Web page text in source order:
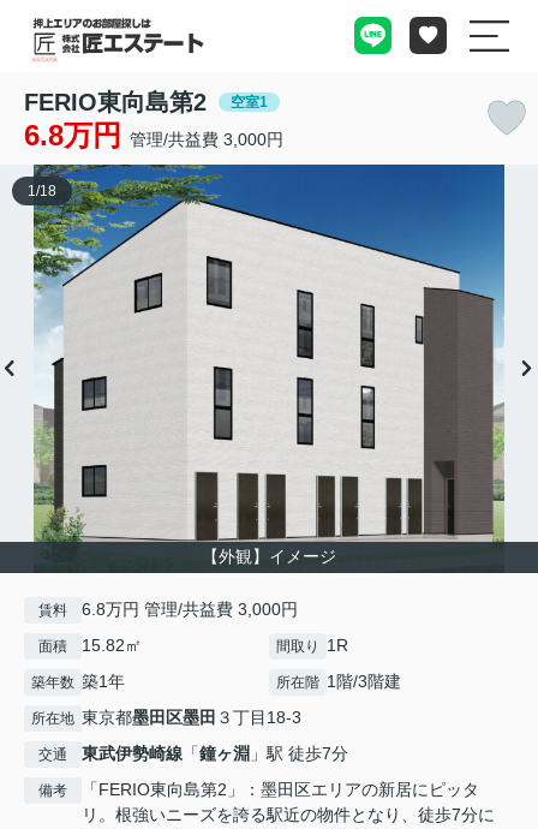
FERIO東向島第2 空室1
6.8万円 管理/共益費 3,000円
【外観】イメージ
1 /18
賃料 6.8万円 管理/共益費 3,000円
面積 15.82㎡ 間取り 1R
築年数 築1年 所在階 1階/3階建
所在地 東京都墨田区墨田 ３丁目18-3
交通 東武伊勢崎線 「鐘ヶ淵 」駅 徒歩7分
備考
「FERIO東向島第2」：墨田区エリアの新居にピッタ
リ。根強いニーズを誇る駅近の物件となり、徒歩7分に